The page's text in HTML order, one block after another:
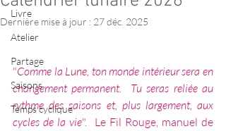
Livre
Atelier
Partage
Saisons
Temps cyclique
Dernière mise à jour : 27 déc. 2025
"Comme la Lune, ton monde intérieur sera en
changement permanent.  Tu seras reliée au
rythme des saisons et, plus largement, aux
cycles de la vie".  Le Fil Rouge, manuel de